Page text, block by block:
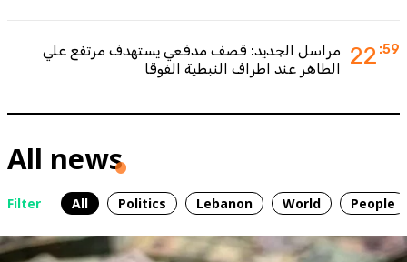
22 :59
مراسل الجديد: قصف مدفعي يستهدف مرتفع علي
الطاهر عند اطراف النبطية الفوقا
All news
Filter All Politics Lebanon World People